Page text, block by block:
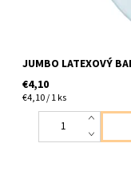
JUMBO LATEXOVÝ
€4,10
€4,10 / 1 ks